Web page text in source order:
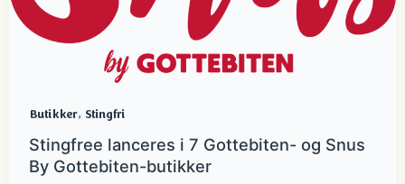
Butikker, Stingfri
Stingfree lanceres i 7 Gottebiten- og Snus
By Gottebiten-butikker